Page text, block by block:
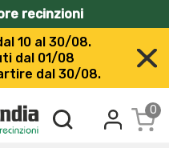
recinzioni
10 al 30/08.
dal 01/08
dal 30/08.
0